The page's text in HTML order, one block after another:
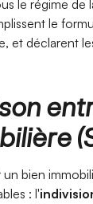
le régime
le
et déclarent
bien
: l'